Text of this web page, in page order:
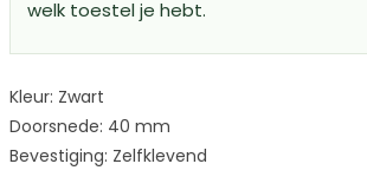
welk toestel je hebt.
Kleur: Zwart
Doorsnede: 40 mm
Bevestiging: Zelfklevend